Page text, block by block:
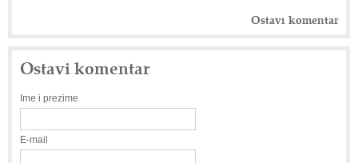
Ostavi komentar
Ostavi komentar
Ime i prezime
E-mail